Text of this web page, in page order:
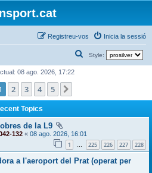
Inicia la sessió
Registreu-vos
Style:
e
08 ago. 2026, 17:22
2 3 4 5
Topics
de la L9
132 « 08 ago. 2026, 16:01
1 … 225 226 227 228
a l'aeroport del Prat (operat per